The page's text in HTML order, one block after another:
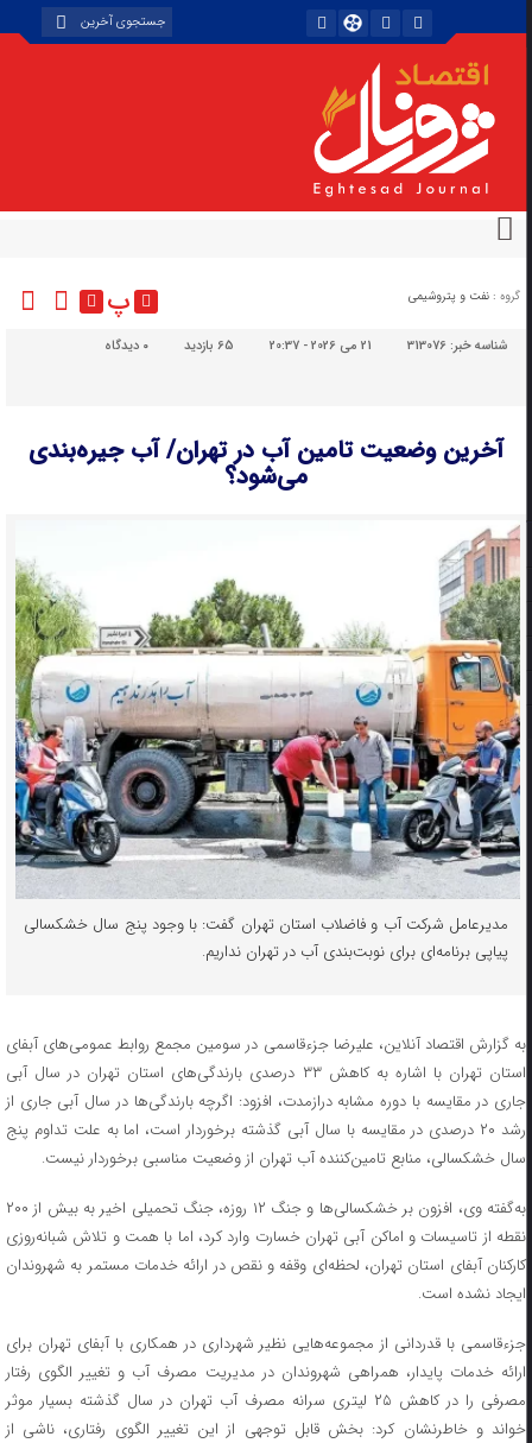
گروه : نفت و پتروشیمی پ
شناسه خبر:313076 21 می 2026 - 20:37 65 بازدید دیدگاه
آخرین وضعیت تامین آب در تهران/ آب جیره‌بندی
می‌شود؟
مدیرعامل شرکت آب و فاضلاب استان تهران گفت: با وجود پنج سال خشکسالی
پیاپی برنامه‌ای برای نوبت‌بندی آب در تهران نداریم.
به گزارش اقتصاد آنلاین، علیرضا جزءقاسمی در سومین مجمع روابط عمومی‌های آبفای
استان تهران با اشاره به کاهش ۳۳ درصدی بارندگی‌های استان تهران در سال آبی
جاری در مقایسه با دوره مشابه درازمدت، افزود: اگرچه بارندگی‌ها در سال آبی جاری از
رشد ۲۰ درصدی در مقایسه با سال آبی گذشته برخوردار است، اما به علت تداوم پنج
سال خشکسالی، منابع تامین‌کننده آب تهران از وضعیت مناسبی برخوردار نیست.
به‌گفته وی، افزون بر خشکسالی‌ها و جنگ ۱۲ روزه، جنگ تحمیلی اخیر به بیش از ۲۰۰
نقطه از تاسیسات و اماکن آبی تهران خسارت وارد کرد، اما با همت و تلاش شبانه‌روزی
کارکنان آبفای استان تهران، لحظه‌ای وقفه و نقص در ارائه خدمات مستمر به شهروندان
ایجاد نشده است.
جزءقاسمی با قدردانی از مجموعه‌هایی نظیر شهرداری در همکاری با آبفای تهران برای
ارائه خدمات پایدار، همراهی شهروندان در مدیریت مصرف آب و تغییر الگوی رفتار
مصرفی را در کاهش ۲۵ لیتری سرانه مصرف آب تهران در سال گذشته بسیار موثر
خواند و خاطرنشان کرد: بخش قابل توجهی از این تغییر الگوی رفتاری، ناشی از